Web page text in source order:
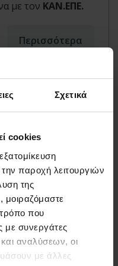
Σχετικά
cookies
παροχή λειτουργιών
της
μοιραζόμαστε
που
με συνεργάτες
αναλύσεων, οι
με άλλες
με τον ΚΑΝ.ΕΠΕ.
Περισσότερα
κτιρίου